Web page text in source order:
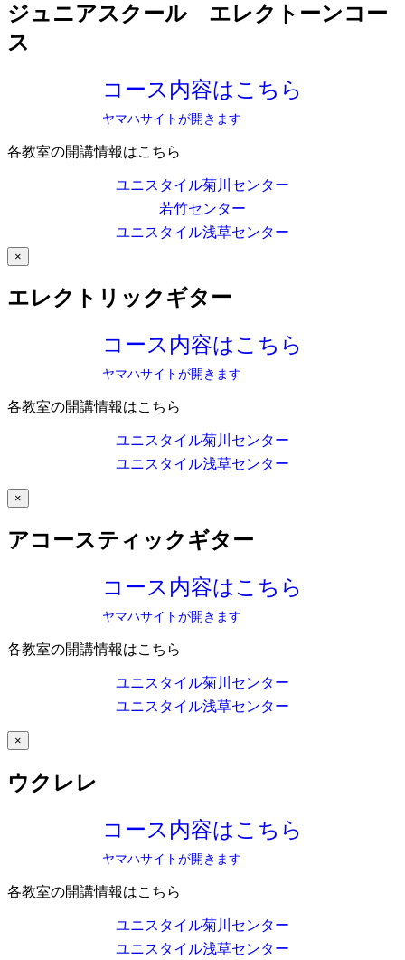
ジュニアスクール エレクトーンコー
ス
コース内容はこちら
ヤマハサイトが開きます
各教室の開講情報はこちら
ユニスタイル菊川センター
若竹センター
ユニスタイル浅草センター
×
エレクトリックギター
コース内容はこちら
ヤマハサイトが開きます
各教室の開講情報はこちら
ユニスタイル菊川センター
ユニスタイル浅草センター
×
アコースティックギター
コース内容はこちら
ヤマハサイトが開きます
各教室の開講情報はこちら
ユニスタイル菊川センター
ユニスタイル浅草センター
×
ウクレレ
コース内容はこちら
ヤマハサイトが開きます
各教室の開講情報はこちら
ユニスタイル菊川センター
ユニスタイル浅草センター